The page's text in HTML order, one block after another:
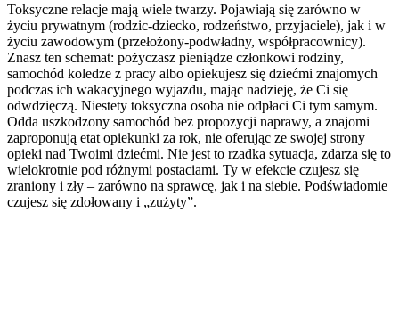
Toksyczne relacje mają wiele twarzy. Pojawiają się zarówno w
życiu prywatnym (rodzic-dziecko, rodzeństwo, przyjaciele), jak i w
życiu zawodowym (przełożony-podwładny, współpracownicy).
Znasz ten schemat: pożyczasz pieniądze członkowi rodziny,
samochód koledze z pracy albo opiekujesz się dziećmi znajomych
podczas ich wakacyjnego wyjazdu, mając nadzieję, że Ci się
odwdzięczą. Niestety toksyczna osoba nie odpłaci Ci tym samym.
Odda uszkodzony samochód bez propozycji naprawy, a znajomi
zaproponują etat opiekunki za rok, nie oferując ze swojej strony
opieki nad Twoimi dziećmi. Nie jest to rzadka sytuacja, zdarza się to
wielokrotnie pod różnymi postaciami. Ty w efekcie czujesz się
zraniony i zły – zarówno na sprawcę, jak i na siebie. Podświadomie
czujesz się zdołowany i „zużyty”.